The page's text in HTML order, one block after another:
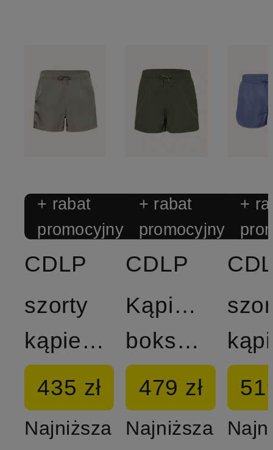
+ rabat
promocyjny
CDLP
szorty
kąpielowe
435 zł
Najniższa
+ rabat
promocyjny
CDLP
Kąpielówki
bokserki
479 zł
Najniższa
+